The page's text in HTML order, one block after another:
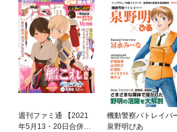
週刊ファミ通 【2021
年5月13・20日合併
機動警察パトレイバ
泉野明ぴあ